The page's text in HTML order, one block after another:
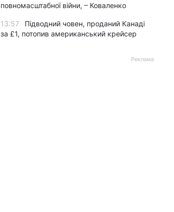
повномасштабної війни, – Коваленко
13:57
Підводний човен, проданий Канаді
за £1, потопив американський крейсер
Реклама